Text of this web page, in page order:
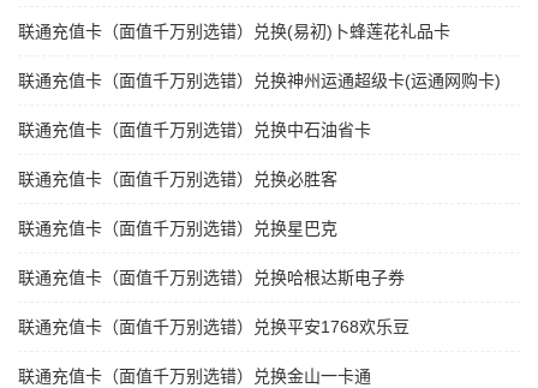
联通充值卡（面值千万别选错）兑换(易初)卜蜂莲花礼品卡
联通充值卡（面值千万别选错）兑换神州运通超级卡(运通网购卡)
联通充值卡（面值千万别选错）兑换中石油省卡
联通充值卡（面值千万别选错）兑换必胜客
联通充值卡（面值千万别选错）兑换星巴克
联通充值卡（面值千万别选错）兑换哈根达斯电子券
联通充值卡（面值千万别选错）兑换平安1768欢乐豆
联通充值卡（面值千万别选错）兑换金山一卡通